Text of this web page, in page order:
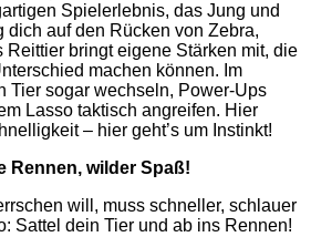
Spielerlebnis, das Jung und
dich auf den Rücken von Zebra,
Reittier bringt eigene Stärken mit, die
machen können. Im
Tier sogar wechseln, Power-Ups
Lasso taktisch angreifen. Hier
– hier geht’s um Instinkt!
Rennen, wilder Spaß!
will, muss schneller, schlauer
Sattel dein Tier und ab ins Rennen!